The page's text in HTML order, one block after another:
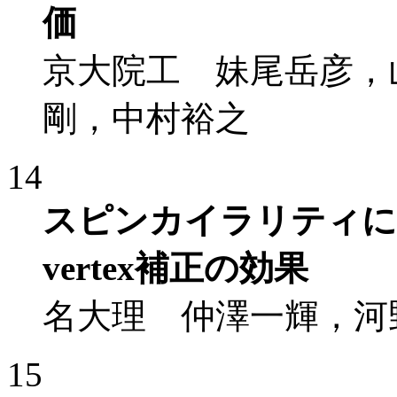
価
京大院工 妹尾岳彦，
剛，中村裕之
14
スピンカイラリティ
vertex補正の効果
名大理 仲澤一輝，河
15